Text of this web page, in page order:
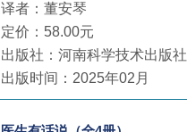
译者：董安琴
定价：58.00元
出版社：河南科学技术出版社
出版时间：2025年02月